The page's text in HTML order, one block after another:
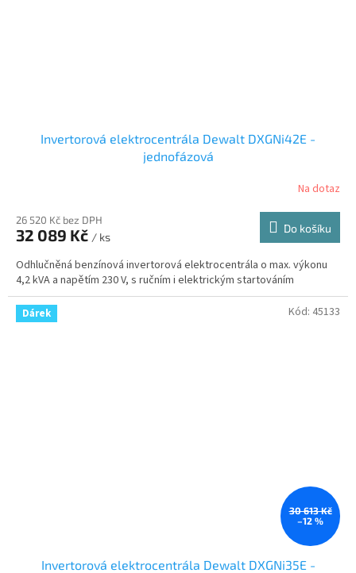
Invertorová elektrocentrála Dewalt DXGNi42E -
jednofázová
Na dotaz
26 520 Kč bez DPH
32 089 Kč / ks
Do košíku
Odhlučněná benzínová invertorová elektrocentrála o max. výkonu
4,2 kVA a napětím 230 V, s ručním i elektrickým startováním
Dárek
30 613 Kč
–12 %
Invertorová elektrocentrála Dewalt DXGNi35E -
Kód: 45133